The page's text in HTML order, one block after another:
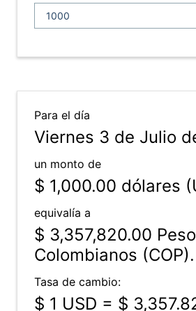
Para el día
Viernes 3 de Julio
un monto de
$ 1,000.00 dólares
equivalía a
$ 3,357,820.00
Colombianos (COP).
Tasa de cambio:
$ 1 USD = $